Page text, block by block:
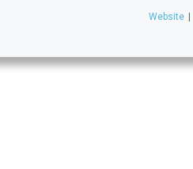
Website |